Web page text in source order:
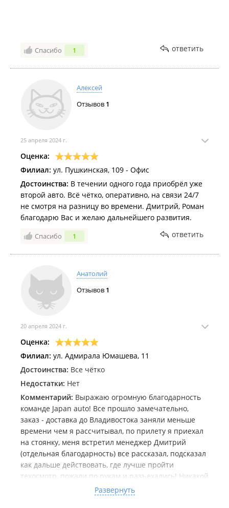
Спасибо 1 ответить
Алексей
Отзывов 1
25 апреля 2024 г.
Оценка:
Филиал: ул. Пушкинская, 109 - Офис
Достоинства: В течении одного года приобрёл уже
второй авто. Всё чётко, оперативно, на связи 24/7
не смотря на разницу во времени. Дмитрий, Роман
благодарю Вас и желаю дальнейшего развития.
Спасибо 1 ответить
Анатолий
Отзывов 1
20 апреля 2024 г.
Оценка:
Филиал: ул. Адмирала Юмашева, 11
Достоинства: Все чётко
Недостатки: Нет
Комментарий: Выражаю огромную благодарность
команде Japan auto! Все прошло замечательно,
заказ - доставка до Владивостока заняли меньше
времени чем я рассчитывал, по прилету я приехал
на стоянку, меня встретил менеджер Дмитрий
(отдельная благодарность) все рассказал, подсказал
как дальше действовать, где лучше пройти
техосмотр, пожали по рукам и разъехались! Никакой
воды, все по делу, настоящие профессионалы
своего дела! Машина на учет встала без проблем.
Развернуть